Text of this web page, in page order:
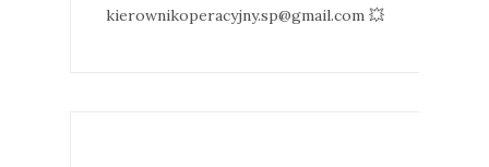
kierownikoperacyjny.sp@gmail.com 💥